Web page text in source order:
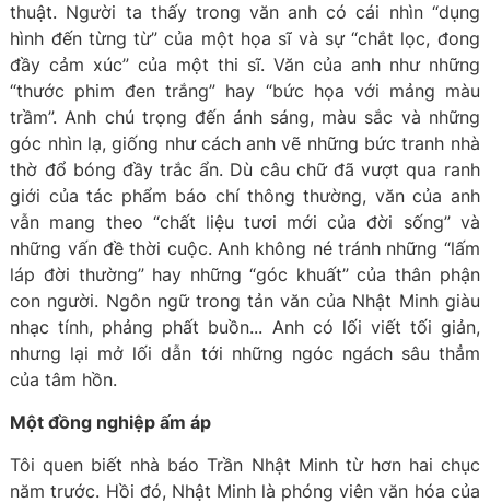
thuật. Người ta thấy trong văn anh có cái nhìn “dụng
hình đến từng từ” của một họa sĩ và sự “chắt lọc, đong
đầy cảm xúc” của một thi sĩ. Văn của anh như những
“thước phim đen trắng” hay “bức họa với mảng màu
trầm”. Anh chú trọng đến ánh sáng, màu sắc và những
góc nhìn lạ, giống như cách anh vẽ những bức tranh nhà
thờ đổ bóng đầy trắc ẩn. Dù câu chữ đã vượt qua ranh
giới của tác phẩm báo chí thông thường, văn của anh
vẫn mang theo “chất liệu tươi mới của đời sống” và
những vấn đề thời cuộc. Anh không né tránh những “lấm
láp đời thường” hay những “góc khuất” của thân phận
con người. Ngôn ngữ trong tản văn của Nhật Minh giàu
nhạc tính, phảng phất buồn... Anh có lối viết tối giản,
nhưng lại mở lối dẫn tới những ngóc ngách sâu thẳm
của tâm hồn.
Một đồng nghiệp ấm áp
Tôi quen biết nhà báo Trần Nhật Minh từ hơn hai chục
năm trước. Hồi đó, Nhật Minh là phóng viên văn hóa của